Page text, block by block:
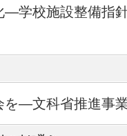
―学校施設整備指
を―文科省推進事